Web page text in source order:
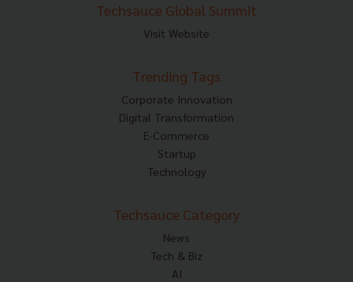
Techsauce Global Summit
Visit Website
Trending Tags
Corporate Innovation
Digital Transformation
E-Commerce
Startup
Technology
Techsauce Category
News
Tech & Biz
AI